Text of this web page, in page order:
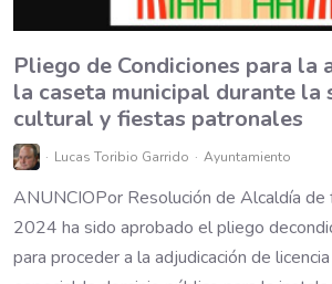
Pliego de Condiciones para la
la caseta municipal durante la
cultural y fiestas patronales
Lucas Toribio Garrido Ayuntamiento
ANUNCIOPor Resolución de Alcaldía
2024 ha sido aprobado el pliego
para proceder a la adjudicación de